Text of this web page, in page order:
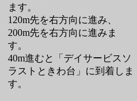
ます。
120m先を右方向に進み、
200m先を右方向に進みま
す。
40m進むと「デイサービスソ
ラストときわ台」に到着しま
す。